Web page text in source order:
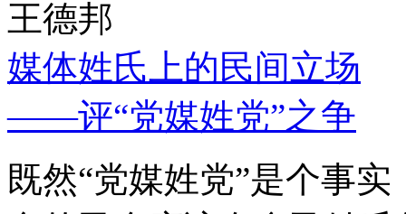
王德邦
媒体姓氏上的民间立场
——评“党媒姓党”之争
既然“党媒姓党”是个事